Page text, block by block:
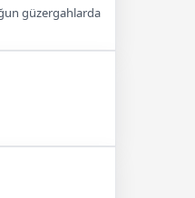
güzergahlarda